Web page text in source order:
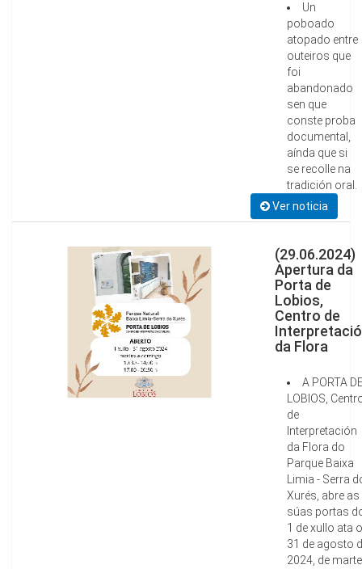
Un
poboado
atopado entre
outeiros que
foi
abandonado
sen que
conste proba
documental,
aínda que si
se recolle na
tradición oral.
Ver noticia
(29.06.2024)
Apertura da
Porta de
Lobios,
Centro de
da Flora
A PORTA
LOBIOS,
de
Interpretación
da Flora do
Parque Baixa
Limia - Serra
Xurés, abre as
súas portas
1 de xullo ata o
31 de agosto
2024, de